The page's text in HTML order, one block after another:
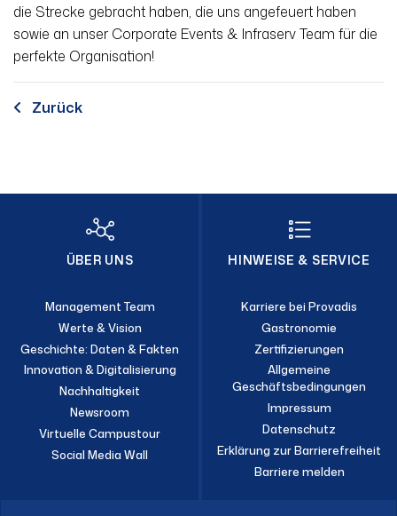
die Strecke gebracht haben, die uns angefeuert haben
sowie an unser Corporate Events & Infraserv Team für die
perfekte Organisation!
Zurück
ÜBER UNS
Management Team
Werte & Vision
Geschichte: Daten & Fakten
Innovation & Digitalisierung
Nachhaltigkeit
Newsroom
Virtuelle Campustour
Social Media Wall
HINWEISE & SERVICE
Karriere bei Provadis
Gastronomie
Zertifizierungen
Allgemeine
Geschäftsbedingungen
Impressum
Datenschutz
Erklärung zur Barrierefreiheit
Barriere melden